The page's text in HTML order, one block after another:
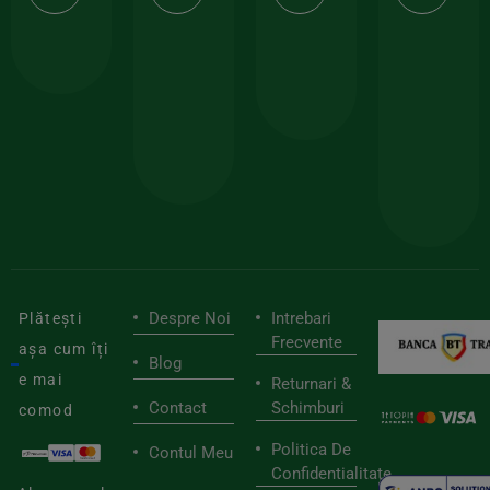
calitate
Plătești
așa cum îți
e mai
comod
Despre Noi
Blog
Contact
Contul Meu
Intrebari
Frecvente
Returnari &
Schimburi
Politica De
Confidentialitate